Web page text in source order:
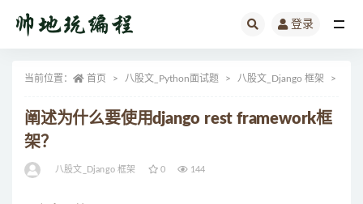
登录
当前位置： 首页 八股文_Python面试题 八股文_Django 框架
阐述为什么要使用django rest framework框
架？
八股文_Django 框架 0 144